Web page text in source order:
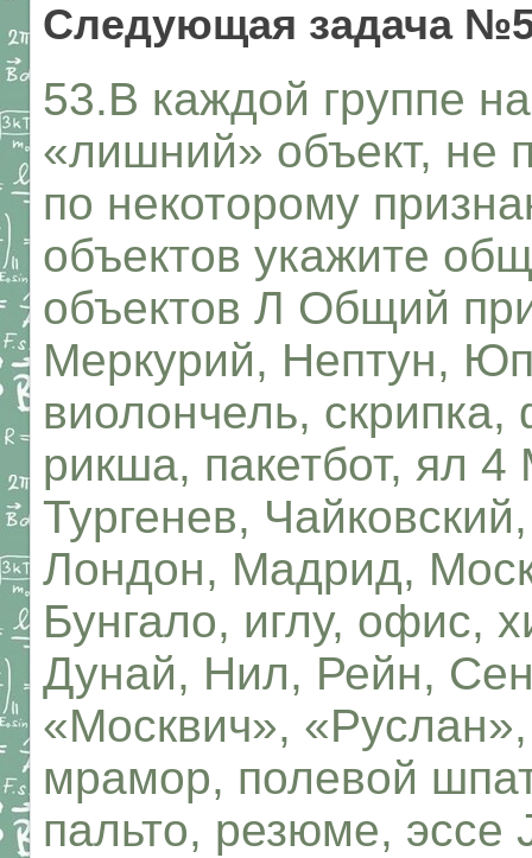
Следующая задача
53.В каждой группе
«лишний» объект, не
по некоторому
объектов укажите
объектов Л Общий
Меркурий, Нептун,
виолончель,
рикша, пакетбот, ял
Тургенев,
Лондон, Мадрид,
Бунгало, иглу, офис,
Дунай, Нил, Рейн,
«Москвич»,
мрамор, полевой
пальто, резюме, эссе